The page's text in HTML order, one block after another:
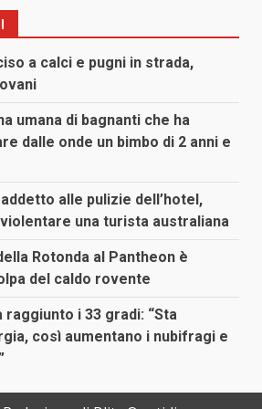
a calci e pugni in strada,
umana di bagnanti che ha
dalle onde un bimbo di 2 anni e
alle pulizie dell’hotel,
una turista australiana
Rotonda al Pantheon è
del caldo rovente
i 33 gradi: “Sta
così aumentano i nubifragi e